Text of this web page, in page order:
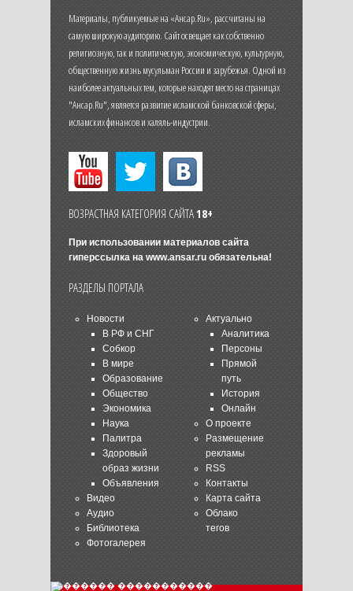
Материалы, публикуемые на «Ансар.Ru», рассчитаны на
самую широкую аудиторию. Сайт освещает как собственно
религиозную, так и политическую, экономическую, культурную,
общественную жизнь мусульман России и зарубежья. Одной из
наиболее актуальных тем, которые находят место на страницах
"Ансар.Ru", является развитие исламской банковской сферы,
исламских финансов и халяль-индустрии.
ВОЗРАСТНАЯ КАТЕГОРИЯ САЙТА18+
При использовании материалов сайта
гиперссылка на www.ansar.ruобязательна!
РАЗДЕЛЫ ПОРТАЛА
Новости
В РФ и СНГ
Собкор
В мире
Образование
Общество
Экономика
Наука
Палитра
Здоровый
образ жизни
Объявления
Видео
Аудио
Библиотека
Фотогалерея
Актуально
Аналитика
Персоны
Прямой
путь
История
Онлайн
О проекте
Размещение
рекламы
RSS
Контакты
Карта сайта
Облако
тегов